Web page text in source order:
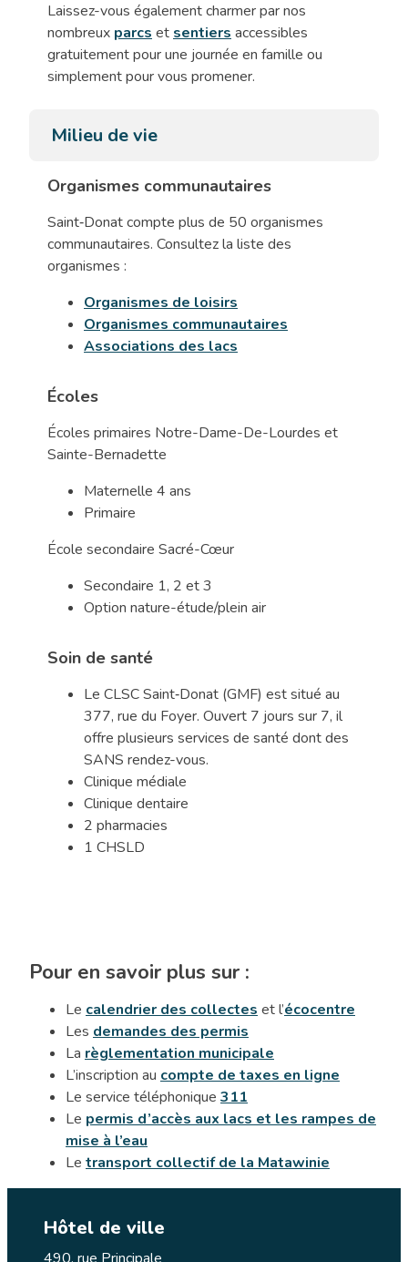
Laissez-vous également charmer par nos
nombreux parcs et sentiers accessibles
gratuitement pour une journée en famille ou
simplement pour vous promener.
Milieu de vie
Organismes communautaires
Saint‑Donat compte plus de 50 organismes
communautaires. Consultez la liste des
organismes :
Organismes de loisirs
Organismes communautaires
Associations des lacs
Écoles
Écoles primaires Notre-Dame-De-Lourdes et
Sainte-Bernadette
Maternelle 4 ans
Primaire
École secondaire Sacré-Cœur
Secondaire 1, 2 et 3
Option nature-étude/plein air
Soin de santé
Le CLSC Saint‑Donat (GMF) est situé au
377, rue du Foyer. Ouvert 7 jours sur 7, il
offre plusieurs services de santé dont des
SANS rendez-vous.
Clinique médiale
Clinique dentaire
2 pharmacies
1 CHSLD
Pour en savoir plus sur :
Le calendrier des collectes et l’écocentre
Les demandes des permis
La règlementation municipale
L’inscription au compte de taxes en ligne
Le service téléphonique 311
Le permis d’accès aux lacs et les rampes de
mise à l’eau
Le transport collectif de la Matawinie
Hôtel de ville